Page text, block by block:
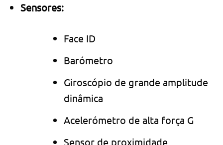
Sensores:
Face ID
Barómetro
Giroscópio de grande amplitude
dinâmica
Acelerómetro de alta força G
Sensor de proximidade